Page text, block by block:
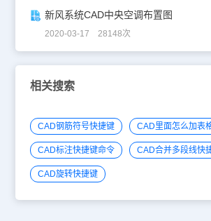
新风系统CAD中央空调布置图
2020-03-17 28148次
相关搜索
CAD钢筋符号快捷键 CAD里面怎么加表
CAD标注快捷键命令 CAD合并多段线快
CAD旋转快捷键